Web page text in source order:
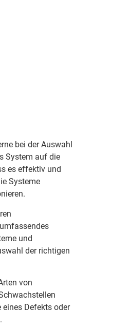
bei der Auswahl
System auf die
es effektiv und
Systeme
und
der richtigen
von
Defekts oder